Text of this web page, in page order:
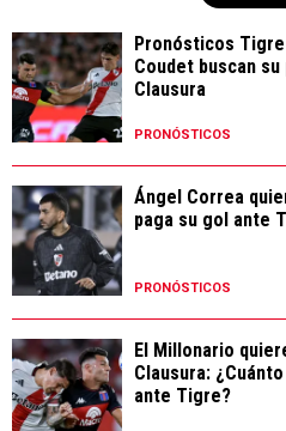
Pronósticos
Coudet buscan
Clausura
PRONÓSTICOS
Ángel Correa
paga su gol ante
PRONÓSTICOS
El Millonario
Clausura:
ante Tigre?